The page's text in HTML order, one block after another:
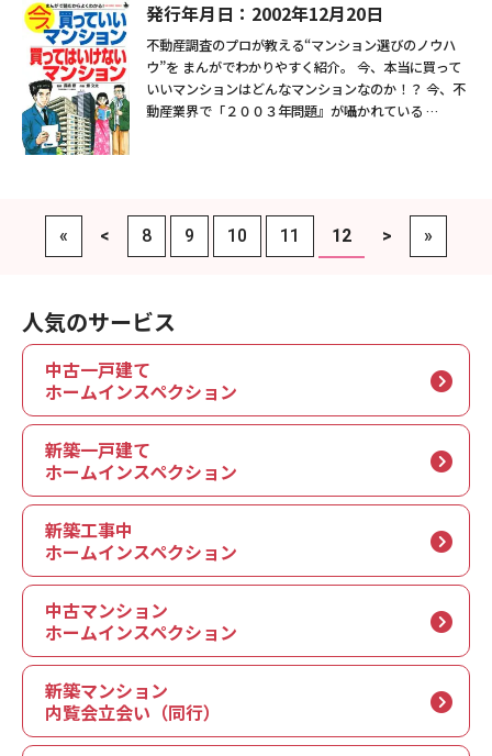
発行年月日：2002年12月20日
不動産調査のプロが教える“マンション選びのノウハ
ウ”を まんがでわかりやすく紹介。 今、本当に買って
いいマンションはどんなマンションなのか！？ 今、不
動産業界で「２００３年問題』が囁かれている …
« < 8 9 10 11 12 > »
人気のサービス
中古一戸建て
ホームインスペクション
新築一戸建て
ホームインスペクション
新築工事中
ホームインスペクション
中古マンション
ホームインスペクション
新築マンション
内覧会立会い（同行）